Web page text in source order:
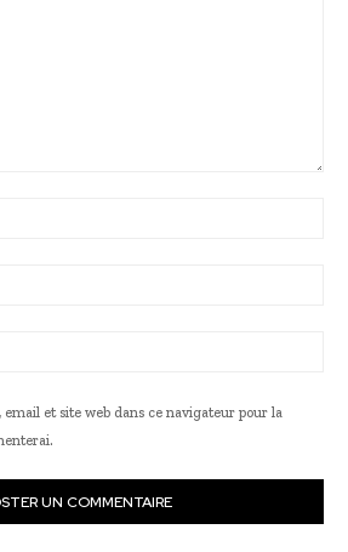
et site web dans ce navigateur pour la